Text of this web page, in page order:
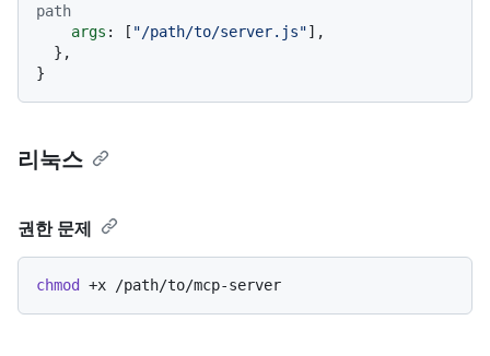
path
args : [ "/path/to/server.js"],
리눅스
권한 문제
chmod